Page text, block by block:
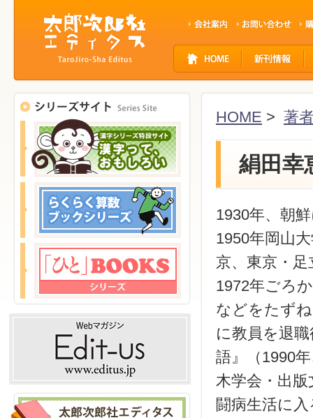
ト
ナ
ー
シ
ョ
HOME > 著
絹田幸
1930年、朝
1950年岡山
京、東京・
1972年ごろ
などをたず
に教員を退
語』（1990
木学会・出
闘病生活に